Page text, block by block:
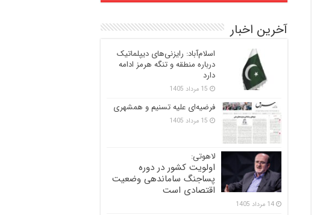
آخرین اخبار
اسلام‌آباد: رایزنی‌های دیپلماتیک
درباره منطقه و تنگه هرمز ادامه
دارد
15 مرداد 1405
فرضیه‌ای علیه تسنیم و همشهری
15 مرداد 1405
لاهوتی:
اولویت کشور در دوره
پساجنگ ساماندهی وضعیت
اقتصادی است
14 مرداد 1405